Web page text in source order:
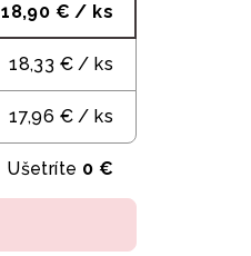
18,90 € / ks
18,33 € / ks
17,96 € / ks
Ušetríte 0 €